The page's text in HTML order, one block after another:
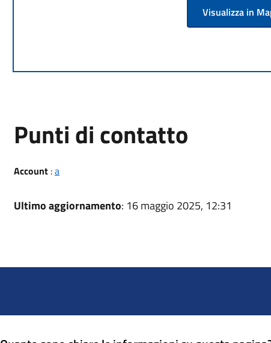
Visualizza in
Punti di contatto
Account:a
Ultimo aggiornamento: 16 maggio 2025, 12:31